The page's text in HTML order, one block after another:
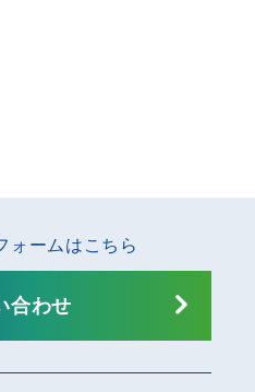
ォームはこちら
合わせ